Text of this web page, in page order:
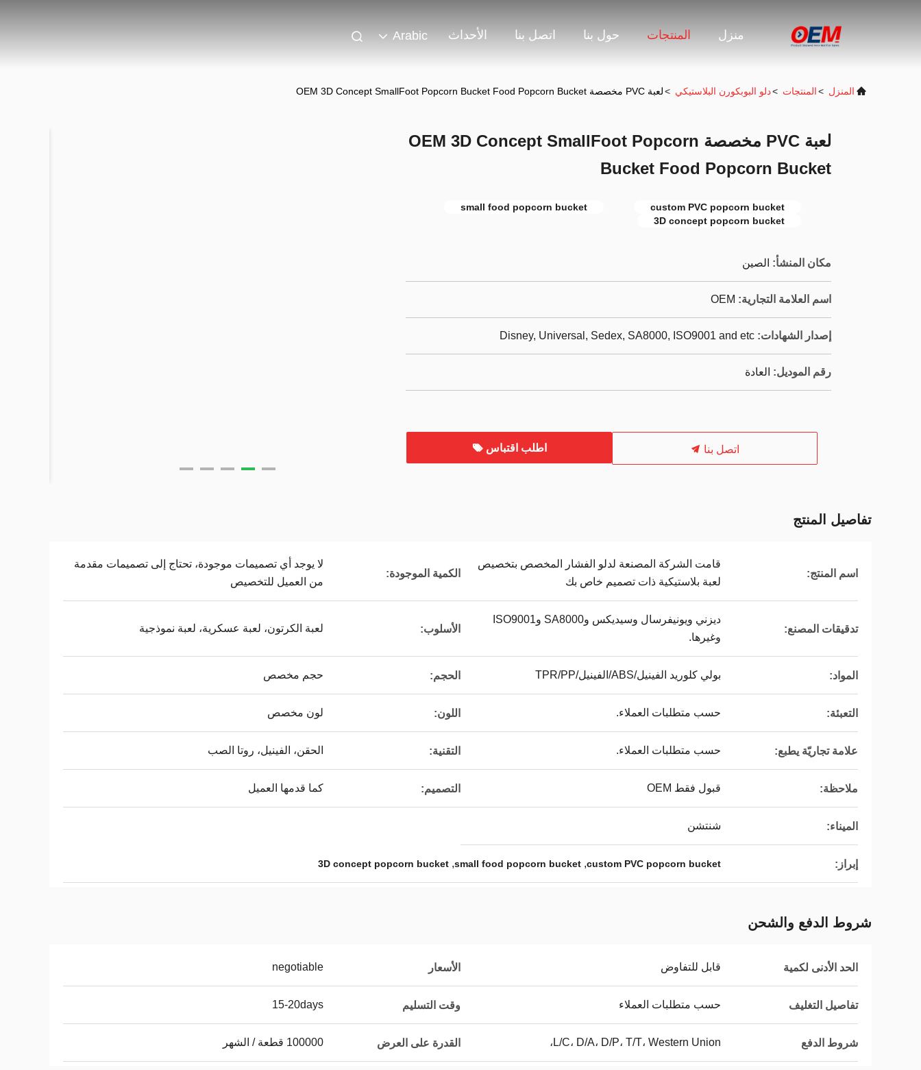
منزل المنتجات حول بنا اتصل بنا الأحداث Arabic
المنزل >المنتجات >دلو البوبكورن البلاستيكي >لعبة PVC مخصصة OEM 3D Concept SmallFoot Popcorn Bucket Food Popcorn Bucket
لعبة PVC مخصصة OEM 3D Concept SmallFoot Popcorn
Bucket Food Popcorn Bucket
custom PVC popcorn bucket
small food popcorn bucket
3D concept popcorn bucket
مكان المنشأ: الصين
اسم العلامة التجارية: OEM
إصدار الشهادات: Disney, Universal, Sedex, SA8000, ISO9001 and etc
رقم الموديل: العادة
اتصل بنا اطلب اقتباس
تفاصيل المنتج
اسم المنتج:
قامت الشركة المصنعة لدلو الفشار المخصص بتخصيص
لعبة بلاستيكية ذات تصميم خاص بك
الكمية الموجودة:
لا يوجد أي تصميمات موجودة، تحتاج إلى تصميمات مقدمة
من العميل للتخصيص
تدقيقات المصنع:
ديزني ويونيفرسال وسيديكس وSA8000 وISO9001
وغيرها.
الأسلوب: لعبة الكرتون، لعبة عسكرية، لعبة نموذجية
المواد: بولي كلوريد الفينيل/ABS/الفينيل/TPR/PP الحجم: حجم مخصص
التعبئة: حسب متطلبات العملاء. اللون: لون مخصص
علامة تجاريّة يطبع: حسب متطلبات العملاء. التقنية: الحقن، الفينيل، روتا الصب
ملاحظة: قبول فقط OEM التصميم: كما قدمها العميل
الميناء: شنتشن
إبراز: custom PVC popcorn bucket
,
small food popcorn bucket
,
3D concept popcorn bucket
شروط الدفع والشحن
الحد الأدنى لكمية قابل للتفاوض الأسعار negotiable
تفاصيل التغليف حسب متطلبات العملاء وقت التسليم 15-20days
شروط الدفع L/C، D/A، D/P، T/T، Western Union، القدرة على العرض 100000 قطعة / الشهر